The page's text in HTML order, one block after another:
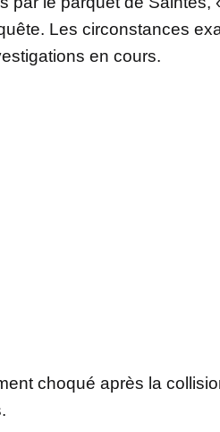
Les circonstances
en cours.
choqué après la